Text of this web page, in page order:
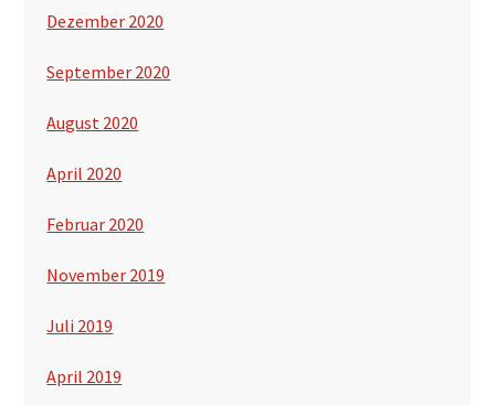
Dezember 2020
September 2020
August 2020
April 2020
Februar 2020
November 2019
Juli 2019
April 2019